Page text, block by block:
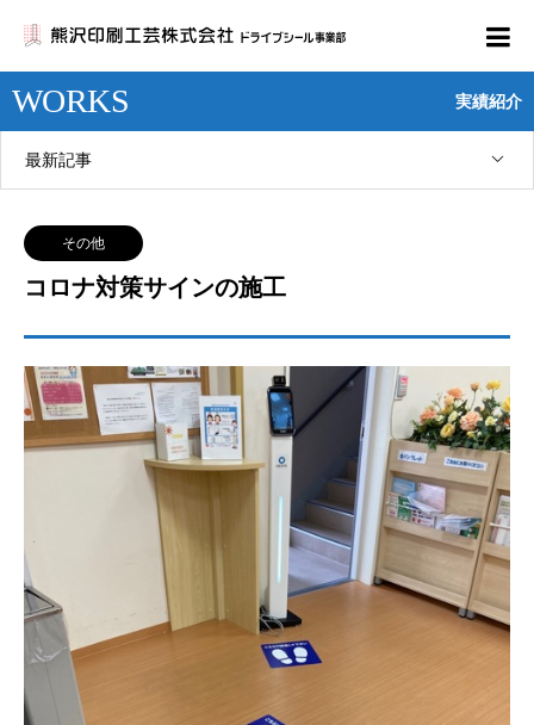
WORKS 実績紹介
最新記事
その他
コロナ対策サインの施工